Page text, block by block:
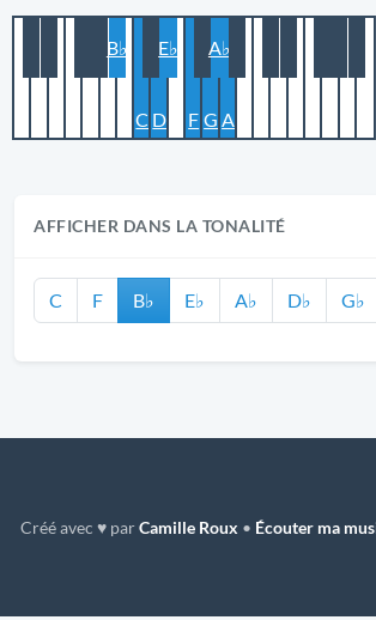
B♭
C D
E♭
F G
A♭
A
AFFICHER DANS LA TONALITÉ
C F B♭ E♭ A♭ D♭ G♭
Créé avec ♥ parCamille Roux • Écouter ma